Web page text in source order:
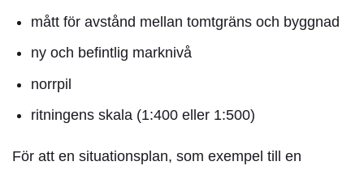
mått för avstånd mellan tomtgräns och byggnad
ny och befintlig marknivå
norrpil
ritningens skala (1:400 eller 1:500)
För att en situationsplan, som exempel till en